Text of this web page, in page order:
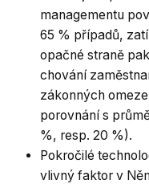
managementu
65 % případů,
opačné straně
chování
zákonných
porovnání s
%, resp. 20 %).
Pokročilé
vlivný faktor v